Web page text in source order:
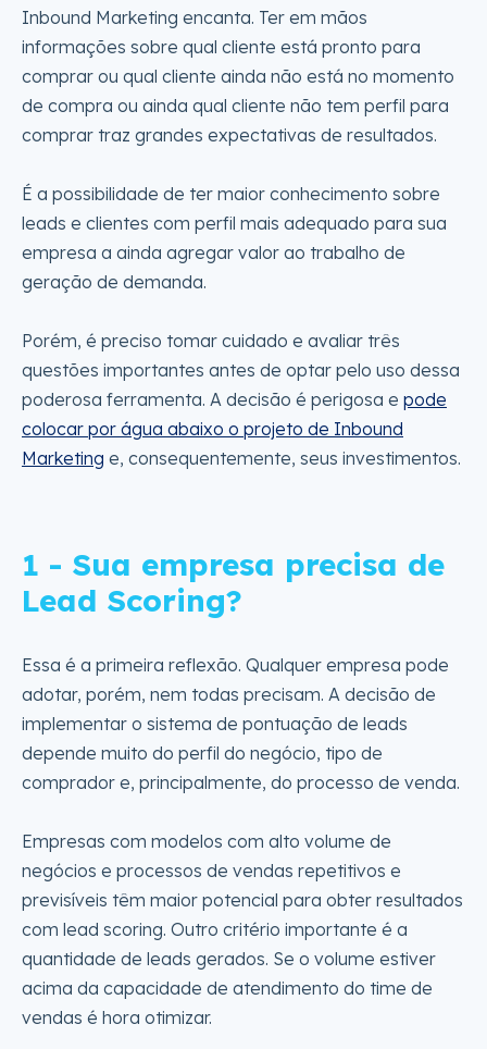
Inbound Marketing encanta. Ter em mãos
informações sobre qual cliente está pronto para
comprar ou qual cliente ainda não está no momento
de compra ou ainda qual cliente não tem perfil para
comprar traz grandes expectativas de resultados.
É a possibilidade de ter maior conhecimento sobre
leads e clientes com perfil mais adequado para sua
empresa a ainda agregar valor ao trabalho de
geração de demanda.
Porém, é preciso tomar cuidado e avaliar três
questões importantes antes de optar pelo uso dessa
poderosa ferramenta. A decisão é perigosa e pode
colocar por água abaixo o projeto de Inbound
Marketing e, consequentemente, seus investimentos.
1 - Sua empresa precisa de
Lead Scoring?
Essa é a primeira reflexão. Qualquer empresa pode
adotar, porém, nem todas precisam. A decisão de
implementar o sistema de pontuação de leads
depende muito do perfil do negócio, tipo de
comprador e, principalmente, do processo de venda.
Empresas com modelos com alto volume de
negócios e processos de vendas repetitivos e
previsíveis têm maior potencial para obter resultados
com lead scoring. Outro critério importante é a
quantidade de leads gerados. Se o volume estiver
acima da capacidade de atendimento do time de
vendas é hora otimizar.